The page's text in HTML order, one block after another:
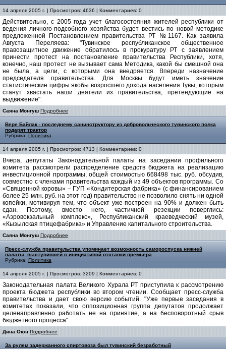
14 апреля 2005 г. | Просмотров: 4636 | Комментариев: 0
Действительно, с 2005 года учет благосостояния жителей республики от
ведения личного-подсобного хозяйства будет вестись по новой методике
предложенной Постановлением правительства РТ №1167. Как заявила
Августа Переляева: "Тувинское республиканское общественное
правозащитное движение обратилось в прокуратуру РТ с заявлением
принести протест на постановление правительства Республики, хотя,
конечно, наш протест не вызывает сама Методика, какой бы смешной она
не была, а цели, с которыми она внедряется. Впереди назначение
председателя правительства. Для Москвы будут иметь значение
статистические цифры якобы возросшего дохода населения Тувы, которым
станут хвастать наши деятели из правительства, претендующие на
выдвижение".
Саяна Монгуш Подробнее
Вере Байлак - последнему санинструктору из добровольческого тувинского полка
подарят трактор
Рубрика: Политика
14 апреля 2005 г. | Просмотров: 4713 | Комментариев: 0
Вчера, депутаты Законодательной палаты на заседании профильного
комитета рассмотрели распределение средств бюджета на реализацию
инвестиционной программы, общей стоимостью 668498 тыс. руб. обсудив,
совместно с членами правительства каждый из 49 объектов программы. Со
«Священной коровы» – ГУП «Кондитерская фабрика» (с финансированием
более 25 млн. руб. на этот год) правительство не позволило снять ни одной
копейки, мотивируя тем, что объект уже построен на 90% и должен быть
сдан. Поэтому, вместо него, частичной резекции поверглись:
«Аэровокзальный комплекс», Республиканский краеведческий музей,
«Кызылская птицефабрика» и Управление капитального строительства.
Саяна Монгуш Подробнее
Пресс-служба правительства упоминает возможность самороспуска нижней
палаты, выступившей с инициативой отставки премьера
Рубрика: Политика
14 апреля 2005 г. | Просмотров: 3209 | Комментариев: 0
Законодательная палата Великого Хурала РТ приступила к рассмотрению
проекта бюджета республики во втором чтении. Сообщает пресс-служба
правительства и дает свою версию событий. "Уже первые заседания в
комитетах показали, что оппозиционная группа депутатов продолжает
целенаправленно работать не на принятие, а на бесповоротный срыв
бюджетного процесса".
Дина Оюн Подробнее
За рулем задержанного спиртовоза был тувинский безработный